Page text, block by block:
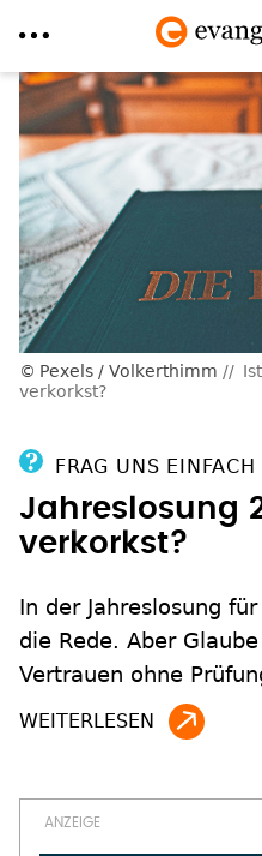
Direkt
zum
Inhalt
Pexels / Volkerthimm
verkorkst?
FRAG UNS EINFACH
Jahreslosung
verkorkst?
In der Jahreslosung
die Rede. Aber
Vertrauen ohne